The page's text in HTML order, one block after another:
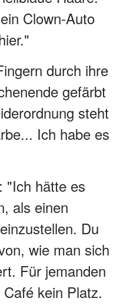
Clown-Auto
durch ihre
gefärbt
steht
Ich habe es
"Ich hätte es
als einen
Du
wie man sich
Für jemanden
kein Platz.